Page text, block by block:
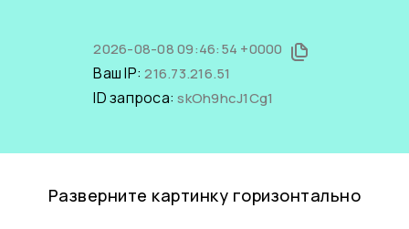
2026-08-08 09:46:54 +0000
Ваш IP:216.73.216.51
ID запроса:skOh9hcJ1Cg1
Разверните картинку горизонтально